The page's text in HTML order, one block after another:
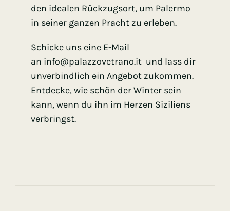
den idealen Rückzugsort, um Palermo
in seiner ganzen Pracht zu erleben.
Schicke uns eine E-Mail
an info@palazzovetrano.it und lass dir
unverbindlich ein Angebot zukommen.
Entdecke, wie schön der Winter sein
kann, wenn du ihn im Herzen Siziliens
verbringst.